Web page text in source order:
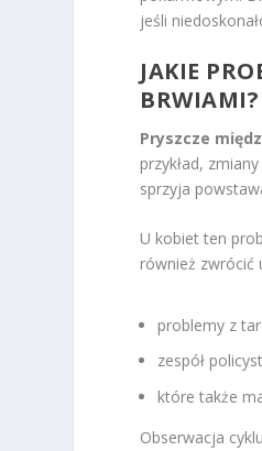
jeśli
JAKIE
BRWIAMI?
Pryszcze
przykład,
sprzyja
U kobiet ten
również zwrócić
problemy z
zespół
które także
Obserwacja